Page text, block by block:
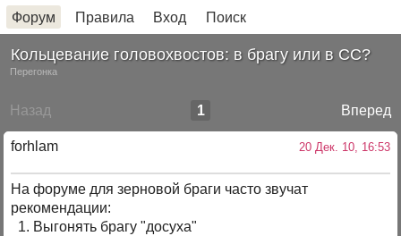
Форум Правила Вход Поиск
Кольцевание головохвостов: в брагу или в СС?
Перегонка
Назад Вперед
1
forhlam 20 Дек. 10, 16:53
На форуме для зерновой браги часто звучат
рекомендации:
1. Выгонять брагу "досуха"